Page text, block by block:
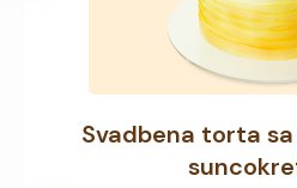
Svadbena torta